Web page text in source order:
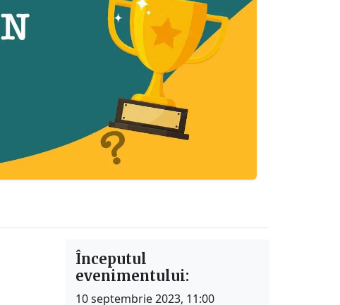
Începutul
evenimentului:
10 septembrie 2023, 11:00